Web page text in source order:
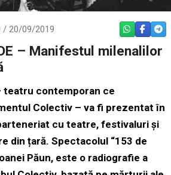
/ 20/09/2019 WHATSAPP
– Manifestul milenalilor
teatru contemporan ce
Colectiv – va fi prezentat în
cu teatre, festivaluri și
din țară. Spectacolul “153 de
Păun, este o radiografie a